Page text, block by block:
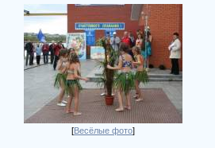
[Весёлые фото]